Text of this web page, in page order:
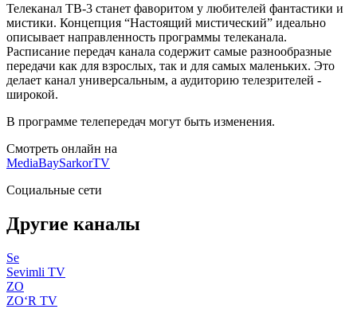
Телеканал ТВ-3 станет фаворитом у любителей фантастики и
мистики. Концепция “Настоящий мистический” идеально
описывает направленность программы телеканала.
Расписание передач канала содержит самые разнообразные
передачи как для взрослых, так и для самых маленьких. Это
делает канал универсальным, а аудиторию телезрителей -
широкой.
В программе телепередач могут быть изменения.
Смотреть онлайн на
MediaBaySarkorTV
Социальные сети
Другие каналы
Se
Sevimli TV
ZO
ZO‘R TV